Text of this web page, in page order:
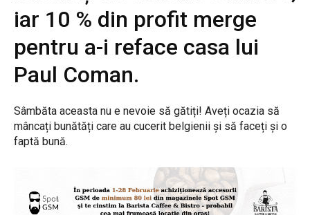
iar 10 % din profit merge
pentru a-i reface casa lui
Paul Coman.
Sâmbăta aceasta nu e nevoie să gătiți! Aveți ocazia să
mâncați bunătăți care au cucerit belgienii și să faceți și o
faptă bună.